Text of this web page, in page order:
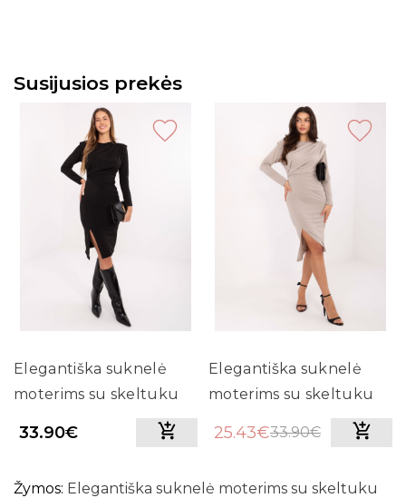
Susijusios prekės
Elegantiška suknelė
moterims su skeltuku
33.90€
Elegantiška suknelė
moterims su skeltuku
25.43€33.90€
Žymos: Elegantiška suknelė moterims su skeltuku